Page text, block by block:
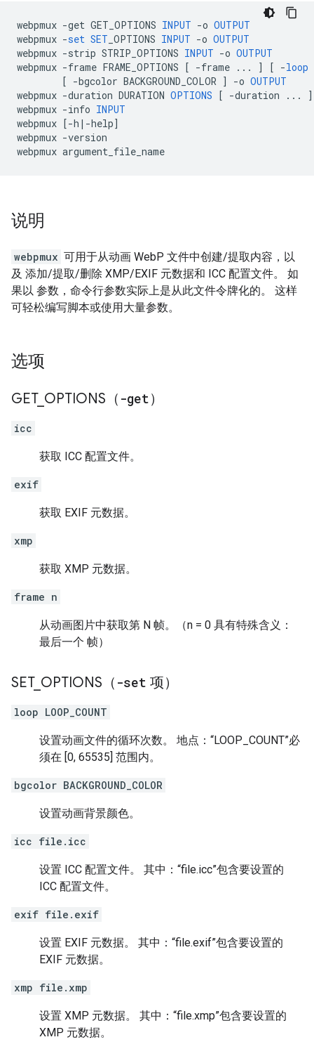
webpmux -get GET_OPTIONS INPUT -o OUTPUT
webpmux -set SET _OPTIONS INPUT -o OUTPUT
webpmux -strip STRIP_OPTIONS INPUT -o OUTPUT
webpmux -frame FRAME_OPTIONS [ -frame ... ] [ -loop
[ -bgcolor BACKGROUND_COLOR ] -o OUTPUT
webpmux -duration DURATION OPTIONS [ -duration ...
]
webpmux -info INPUT
webpmux [-h |-help]
webpmux -version
webpmux argument_file_name
说明
webpmux 可用于从动画 WebP 文件中创建/提取内容，以
及 添加/提取/删除 XMP/EXIF 元数据和 ICC 配置文件。 如
果以 参数，命令行参数实际上是从此文件令牌化的。 这样
可轻松编写脚本或使用大量参数。
选项
GET_ OPTIONS（ -get）
icc
获取 ICC 配置文件。
exif
获取 EXIF 元数据。
xmp
获取 XMP 元数据。
frame n
从动画图片中获取第 N 帧。（n = 0 具有特殊含义：
最后一个 帧）
SET_ OPTIONS（ -set 项）
loop LOOP_COUNT
设置动画文件的循环次数。 地点：“LOOP_COUNT”必
须在 [0, 65535] 范围内。
bgcolor BACKGROUND_COLOR
设置动画背景颜色。
icc file.icc
设置 ICC 配置文件。 其中：“file.icc”包含要设置的
ICC 配置文件。
exif file.exif
设置 EXIF 元数据。 其中：“file.exif”包含要设置的
EXIF 元数据。
xmp file.xmp
设置 XMP 元数据。 其中：“file.xmp”包含要设置的
XMP 元数据。